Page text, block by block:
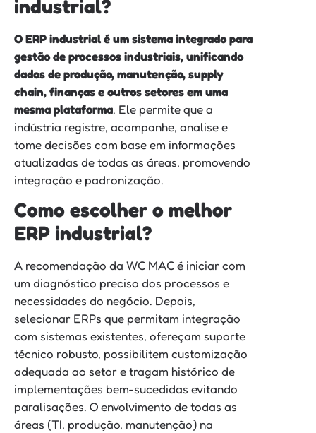
industrial?
O ERP industrial é um sistema integrado para
gestão de processos industriais, unificando
dados de produção, manutenção, supply
chain, finanças e outros setores em uma
mesma plataforma. Ele permite que a
indústria registre, acompanhe, analise e
tome decisões com base em informações
atualizadas de todas as áreas, promovendo
integração e padronização.
Como escolher o melhor
ERP industrial?
A recomendação da WC MAC é iniciar com
um diagnóstico preciso dos processos e
necessidades do negócio. Depois,
selecionar ERPs que permitam integração
com sistemas existentes, ofereçam suporte
técnico robusto, possibilitem customização
adequada ao setor e tragam histórico de
implementações bem-sucedidas evitando
paralisações. O envolvimento de todas as
áreas (TI, produção, manutenção) na